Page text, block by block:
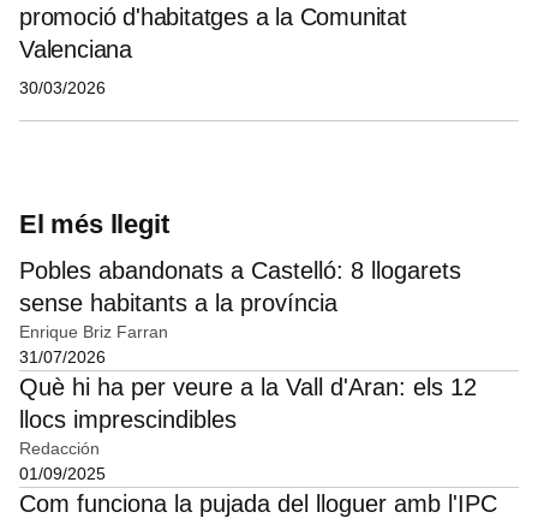
promoció d'habitatges a la Comunitat
Valenciana
30/03/2026
El més llegit
Pobles abandonats a Castelló: 8 llogarets
sense habitants a la província
Enrique Briz Farran
31/07/2026
Què hi ha per veure a la Vall d'Aran: els 12
llocs imprescindibles
Redacción
01/09/2025
Com funciona la pujada del lloguer amb l'IPC